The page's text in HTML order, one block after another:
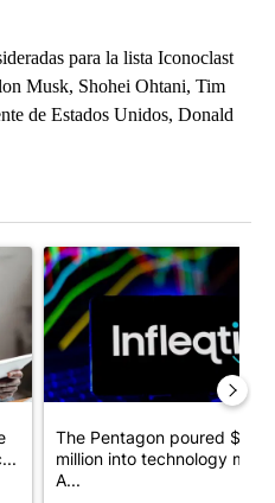
para la lista Iconoclast
Musk, Shohei Ohtani, Tim
de Estados Unidos, Donald
financial advisors are saying
A trending article titled "The
The Pentagon poured $151
million into technology most
A...